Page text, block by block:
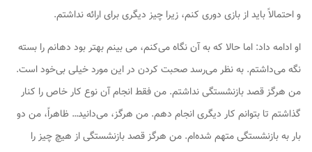
و احتمالاً باید از بازی دوری کنم، زیرا چیز دیگری برای ارائه نداشتم.
او ادامه داد: اما حالا که به آن نگاه می‌کنم، می بینم بهتر بود دهانم را بسته
نگه می‌داشتم. به نظر می‌رسد صحبت کردن در این مورد خیلی بی‌خود است.
من هرگز قصد بازنشستگی نداشتم. من فقط انجام آن نوع کار خاص را کنار
گذاشتم تا بتوانم کار دیگری انجام دهم. من هرگز، می‌دانید… ظاهراً، من دو
بار به بازنشستگی متهم شده‌ام. من هرگز قصد بازنشستگی از هیچ چیز را